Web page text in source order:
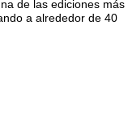
de las ediciones más
a alrededor de 40